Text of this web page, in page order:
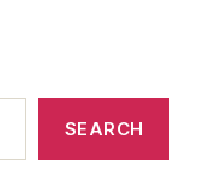
SEARCH